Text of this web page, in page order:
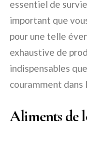
essentiel de
important que
pour une telle
exhaustive de
indispensables
couramment dans
Aliments de